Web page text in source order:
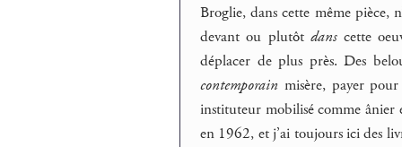
Broglie, dans cette même pièce,
devant ou plutôtdanscette
déplacer de plus près. Des
contemporain misère, payer
instituteur mobilisé comme ânier
en 1962, et j’ai toujours ici des